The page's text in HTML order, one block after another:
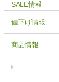
値下げ情報
商品情報